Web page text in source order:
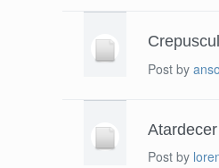
Post by
Post by